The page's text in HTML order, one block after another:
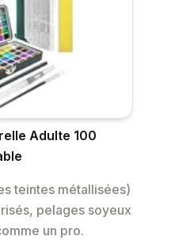
Adulte 100
teintes métallisées)
pelages soyeux
un pro.